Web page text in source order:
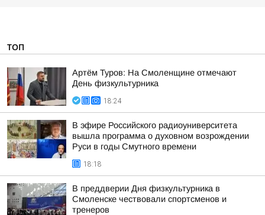
ТОП
Артём Туров: На Смоленщине отмечают
День физкультурника
18:24
В эфире Российского радиоуниверситета
вышла программа о духовном возрождении
Руси в годы Смутного времени
18:18
В преддверии Дня физкультурника в
Смоленске чествовали спортсменов и
тренеров